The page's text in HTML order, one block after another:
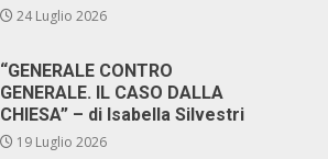
24 Luglio 2026
“GENERALE CONTRO
GENERALE. IL CASO DALLA
CHIESA” – di Isabella Silvestri
19 Luglio 2026